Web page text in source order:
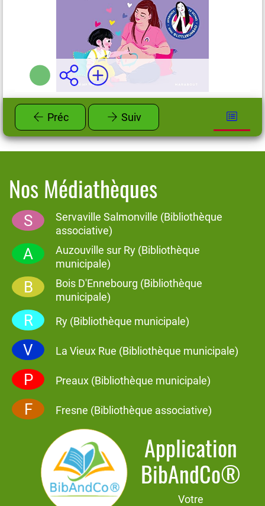
Plus d'infos
Préc Suiv
Nos Médiathèques
S
Servaville Salmonville (Bibliothèque
associative)
A
Auzouville sur Ry (Bibliothèque
municipale)
B
Bois D'Ennebourg (Bibliothèque
municipale)
R Ry (Bibliothèque municipale)
V La Vieux Rue (Bibliothèque municipale)
P Preaux (Bibliothèque municipale)
F Fresne (Bibliothèque associative)
Application
BibAndCo®
Votre